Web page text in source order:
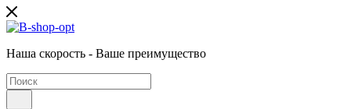
Наша скорость - Ваше преимущество